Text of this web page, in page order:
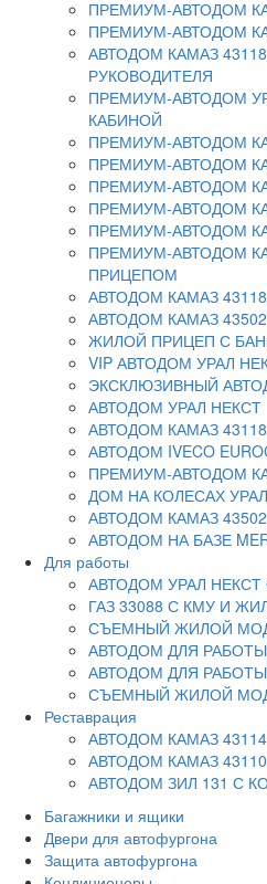
ПРЕМИУМ-АВТОДОМ
ПРЕМИУМ-АВТОДОМ
АВТОДОМ КАМАЗ
РУКОВОДИТЕЛЯ
ПРЕМИУМ-АВТОДОМ
КАБИНОЙ
ПРЕМИУМ-АВТОДОМ
ПРЕМИУМ-АВТОДОМ
ПРЕМИУМ-АВТОДОМ
ПРЕМИУМ-АВТОДОМ
ПРЕМИУМ-АВТОДОМ
ПРЕМИУМ-АВТОДОМ
ПРИЦЕПОМ
АВТОДОМ КАМАЗ
АВТОДОМ КАМАЗ
ЖИЛОЙ ПРИЦЕП С
VIP АВТОДОМ УРАЛ
ЭКСКЛЮЗИВНЫЙ
АВТОДОМ УРАЛ НЕКСТ
АВТОДОМ КАМАЗ 43118
АВТОДОМ IVECO
ПРЕМИУМ-АВТОДОМ
ДОМ НА КОЛЕСАХ
АВТОДОМ КАМАЗ 43502
АВТОДОМ НА БАЗЕ
Для работы
АВТОДОМ УРАЛ
ГАЗ 33088 С КМУ И
СЪЕМНЫЙ ЖИЛОЙ
АВТОДОМ ДЛЯ РАБОТЫ
АВТОДОМ ДЛЯ
СЪЕМНЫЙ ЖИЛОЙ
Реставрация
АВТОДОМ КАМАЗ
АВТОДОМ КАМАЗ
АВТОДОМ ЗИЛ 131 С
Багажники и ящики
Двери для автофургона
Защита автофургона